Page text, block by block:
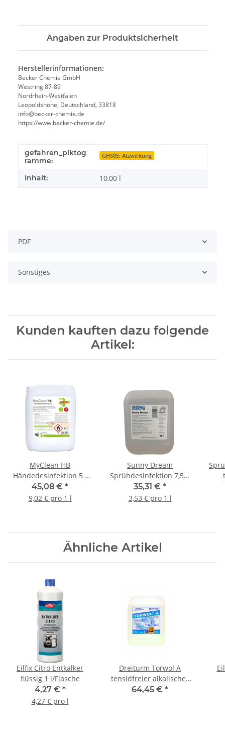
Angaben zur Produktsicherheit
Herstellerinformationen:
Becker Chemie GmbH
Westring 87-89
Nordrhein-Westfalen
Leopoldshöhe, Deutschland, 33818
info@becker-chemie.de
https://www.becker-chemie.de/
Produkteigenschaft
Wert
gefahren_piktog
ramme:
GHS05: Ätzwirkung
Inhalt: 10,00 l
PDF
Sonstiges
Kunden kauften dazu folgende
Artikel:
MyClean HB
Händedesinfektion 5 l
Kanister
45,08 € *
9,02 € pro 1 l
Sunny Dream
Sprühdesinfektion 7,5%
gebrauchsfertig 10
l/Kanister
35,31 € *
3,53 € pro 1 l
Ähnliche Artikel
Eilfix Citro Entkalker
flüssig 1 l/Flasche
4,27 € *
4,27 € pro l
Dreiturm Torwol A
tensidfreier alkalischer
Reiniger 10l /Kanister
64,45 € *